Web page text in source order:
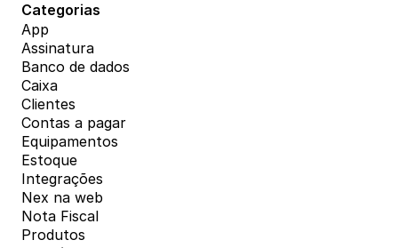
Categorias
App
Assinatura
Banco de dados
Caixa
Clientes
Contas a pagar
Equipamentos
Estoque
Integrações
Nex na web
Nota Fiscal
Produtos